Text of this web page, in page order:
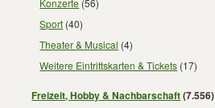
Sport (40)
Theater & Musical (4)
Weitere Eintrittskarten & Tickets (17)
Freizeit, Hobby & Nachbarschaft(7.556)